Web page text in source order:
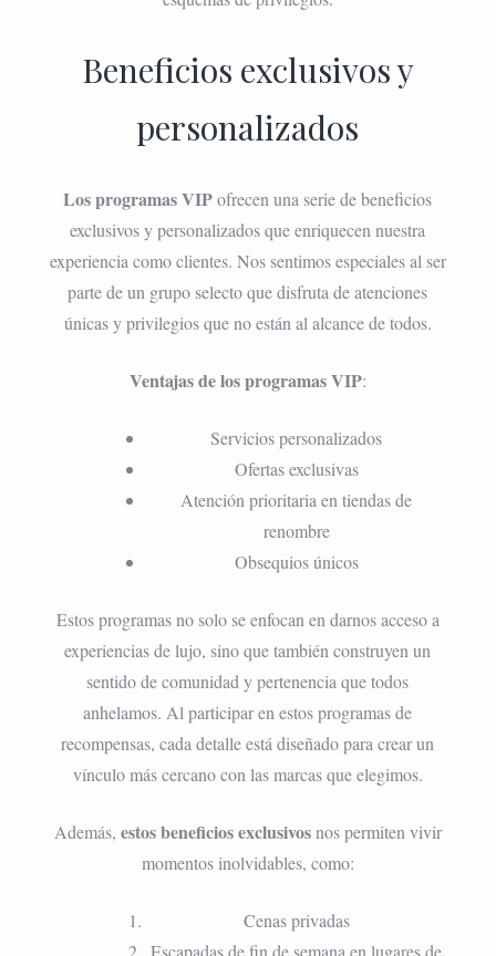
Beneficios exclusivos y
personalizados
Los programas VIPofrecen una serie de beneficios
exclusivos y personalizados que enriquecen nuestra
experiencia como clientes. Nos sentimos especiales al ser
parte de un grupo selecto que disfruta de atenciones
únicas y privilegios que no están al alcance de todos.
Ventajas de los programas VIP:
Servicios personalizados
Ofertas exclusivas
Atención prioritaria en tiendas de
renombre
Obsequios únicos
Estos programas no solo se enfocan en darnos acceso a
experiencias de lujo, sino que también construyen un
sentido de comunidad y pertenencia que todos
anhelamos. Al participar en estos programas de
recompensas, cada detalle está diseñado para crear un
vínculo más cercano con las marcas que elegimos.
Además, estos beneficios exclusivosnos permiten vivir
momentos inolvidables, como:
Cenas privadas
Escapadas de fin de semana en lugares de